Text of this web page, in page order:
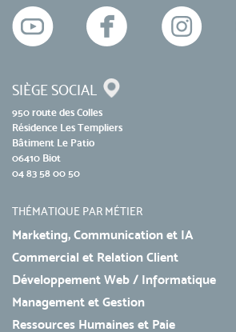
SIÈGE SOCIAL
950 route des Colles
Résidence Les Templiers
Bâtiment Le Patio
06410 Biot
04 83 58 00 50
THÉMATIQUE PAR MÉTIER
Marketing, Communication et IA
Commercial et Relation Client
Développement Web / Informatique
Management et Gestion
Ressources Humaines et Paie